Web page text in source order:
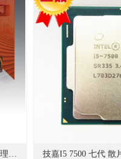
锐龙 AMD R5 2400G 集显 盒装CPU处理器 黑色（单位：盒)